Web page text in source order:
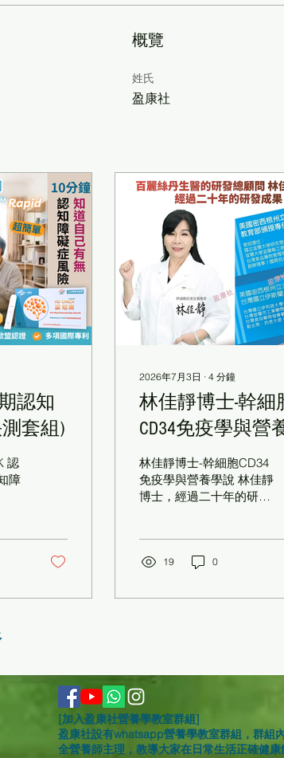
概覽
姓氏
盈康社
認知
套組)
認
障
2026年7月3日 ∙ 4 分鐘
林佳靜博士-幹細
CD34免疫學與營
說
林佳靜博士-幹細胞CD34
免疫學與營養學說 林佳靜
博士，經過二十年的研發
用性酵母菌，藉由高科技
升的酵母菌液中純化出1
漸進入超高齡化社會，林
佳靜博士表示，開發出"活
性蛋白脂質體微晶球專利
技術"，冀望能幫助更多
人。百麗絲丹生醫結合了
19 0
[加入盈康社營養學教室群組]
盈康社設有whatsapp營養學教室群組，群組
全營養師主理，教導大家在日常生活正確健康